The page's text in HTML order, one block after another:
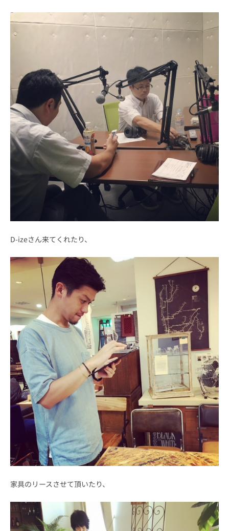
D-izeさん来てくれたり、
家具のリースさせて頂いたり、